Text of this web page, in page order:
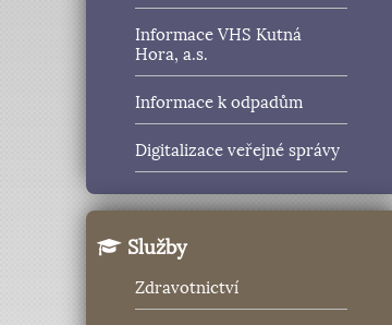
Informace VHS Kutná
Hora, a.s.
Informace k odpadům
Digitalizace veřejné správy
Služby
Zdravotnictví